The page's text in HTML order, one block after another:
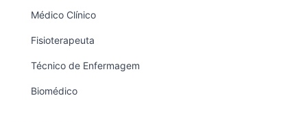
Médico Clínico
Fisioterapeuta
Técnico de Enfermagem
Biomédico